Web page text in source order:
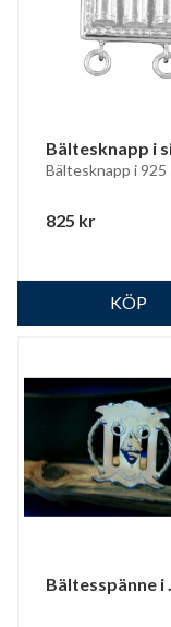
Bältesknapp i
Bältesknapp i 925
825 kr
Bältesspänne i